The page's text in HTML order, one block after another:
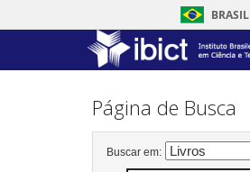
BRASIL
Skip
Página de Busca
Buscar em: